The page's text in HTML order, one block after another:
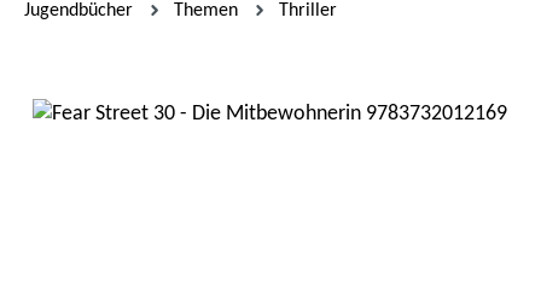
Jugendbücher Themen Thriller
Bildergalerie überspringen